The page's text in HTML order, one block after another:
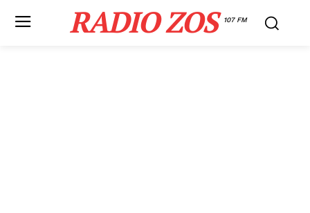
RADIO ZOS 107 FM